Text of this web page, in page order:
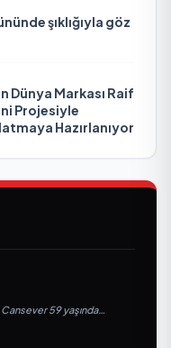
şıklığıyla göz
Dünya Markası Raif
Projesiyle
Hazırlanıyor
59 yaşında